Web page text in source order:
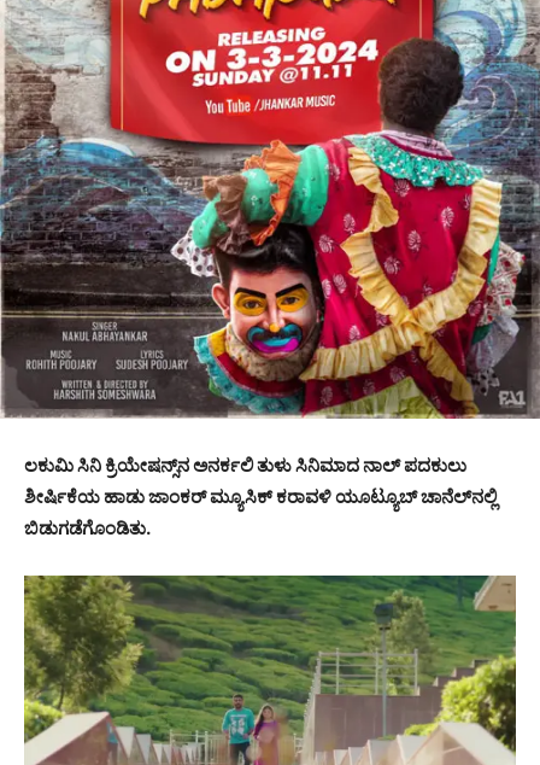
ಲಕುಮಿ ಸಿನಿ ಕ್ರಿಯೇಷನ್ಸ್‌ನ ಅನರ್ಕಲಿ ತುಳು ಸಿನಿಮಾದ ನಾಲ್ ಪದಕುಲು
ಶೀರ್ಷಿಕೆಯ ಹಾಡು ಜಾಂಕರ್ ಮ್ಯೂಸಿಕ್ ಕರಾವಳಿ ಯೂಟ್ಯೂಬ್ ಚಾನೆಲ್‌ನಲ್ಲಿ
ಬಿಡುಗಡೆಗೊಂಡಿತು.